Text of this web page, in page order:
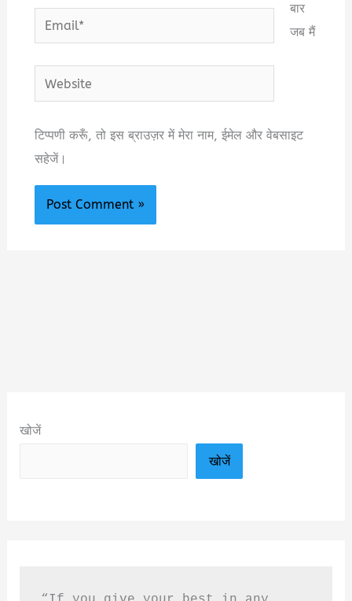
Email*
Website
बार
जब मैं
टिप्पणी करूँ, तो इस ब्राउज़र में मेरा नाम, ईमेल और वेबसाइट
सहेजें।
खोजें
खोजें